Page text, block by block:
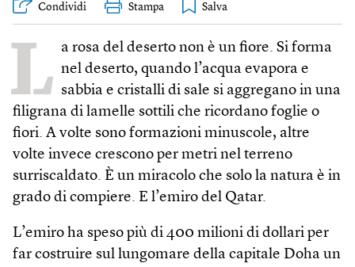
Condividi Stampa
L a rosa del deserto non è un fiore. Si forma
nel deserto, quando l’acqua evapora e
sabbia e cristalli di sale si aggregano in una
filigrana di lamelle sottili che ricordano foglie o
fiori. A volte sono formazioni minuscole, altre
volte invece crescono per metri nel terreno
surriscaldato. È un miracolo che solo la natura è in
grado di compiere. E l’emiro del Qatar.
L’emiro ha speso più di 400 milioni di dollari per
far costruire sul lungomare della capitale Doha un